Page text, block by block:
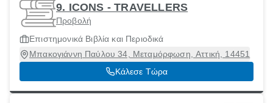
9. ICONS - TRAVELLERS
Προβολή
Επιστημονικά Βιβλία και Περιοδικά
Μπακογιάννη Παύλου 34, Μεταμόρφωση, Αττική, 14451
Κάλεσε Τώρα